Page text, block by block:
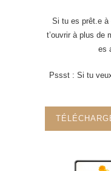
Si tu es prêt.e à
t’ouvrir à plus de
es
Pssst : Si tu